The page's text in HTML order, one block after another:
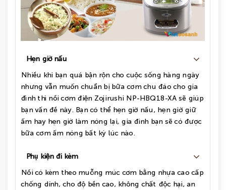
Hẹn giờ nấu
Nhiều khi bạn quá bận rộn cho cuộc sống hàng ngày
nhưng vẫn muốn chuẩn bị bữa cơm chu đáo cho gia
đình thì nồi cơm điện Zojirushi NP-HBQ18-XA sẽ giúp
bạn vấn đề này. Bạn có thể hẹn giờ nấu, hẹn giờ giữ
ấm hay hẹn giờ làm nóng lại, gia đình bạn sẽ có được
bữa cơm ấm nóng bất kỳ lúc nào.
Phụ kiện đi kèm
Nồi có kèm theo muỗng múc cơm bằng nhựa cao cấp
chống dính, cho độ bền cao, không chất độc hại, an